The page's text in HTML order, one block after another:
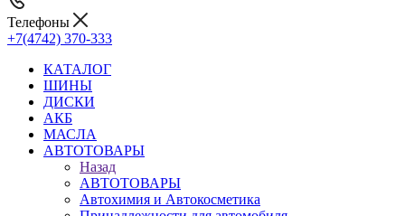
Телефоны
+7(4742) 370-333
КАТАЛОГ
ШИНЫ
ДИСКИ
АКБ
МАСЛА
АВТОТОВАРЫ
Назад
АВТОТОВАРЫ
Автохимия и Автокосметика